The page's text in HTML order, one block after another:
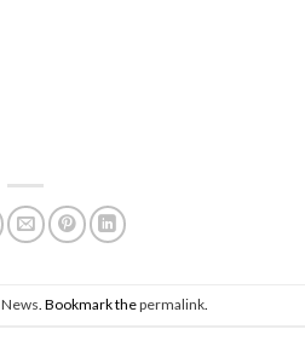
News. Bookmark thepermalink.